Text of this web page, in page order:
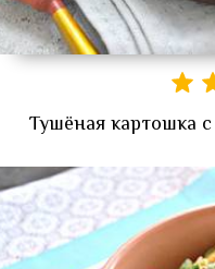
Тушёная картошка